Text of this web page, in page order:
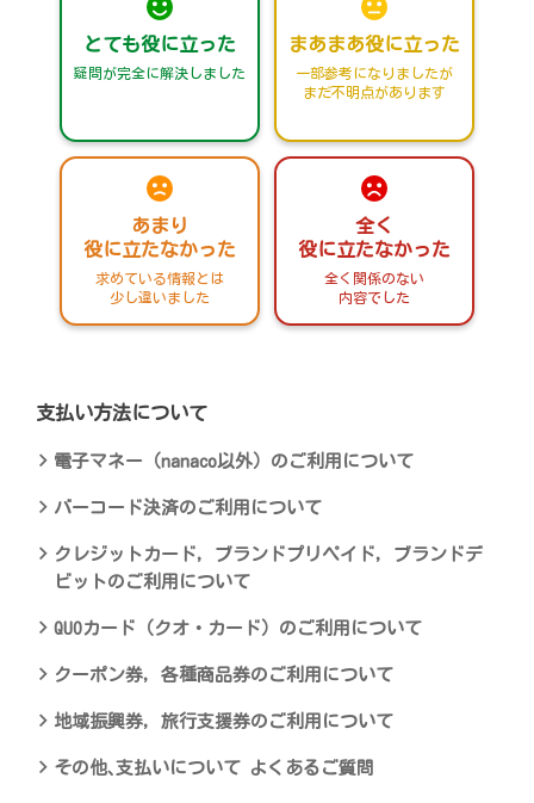
とても役に立った
疑問が完全に解決しました
まあまあ役に立った
一部参考になりましたが
まだ不明点があります
あまり
役に立たなかった
求めている情報とは
少し違いました
全く
役に立たなかった
全く関係のない
内容でした
支払い方法について
電子マネー（nanaco以外）のご利用について
バーコード決済のご利用について
クレジットカード，ブランドプリペイド，ブランドデ
ビットのご利用について
QUOカード（クオ・カード）のご利用について
クーポン券，各種商品券のご利用について
地域振興券，旅行支援券のご利用について
その他､支払いについて よくあるご質問